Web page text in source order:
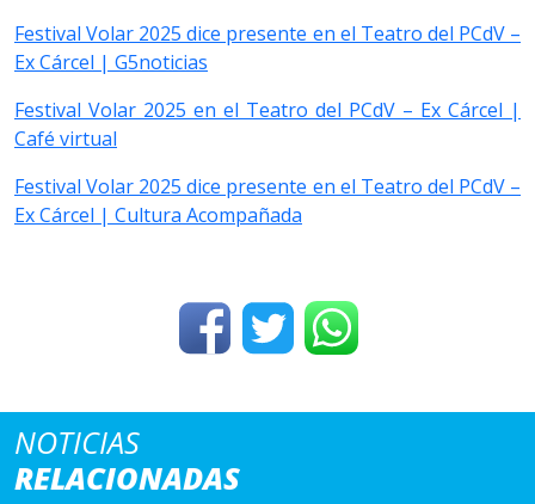
Festival Volar 2025 dice presente en el Teatro del PCdV –
Ex Cárcel | G5noticias
Festival Volar 2025 en el Teatro del PCdV – Ex Cárcel |
Café virtual
Festival Volar 2025 dice presente en el Teatro del PCdV –
Ex Cárcel | Cultura Acompañada
NOTICIAS
RELACIONADAS